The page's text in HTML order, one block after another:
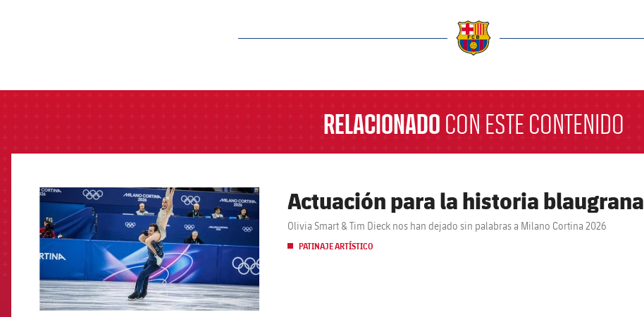
RELACIONADO CON ESTE CONTENIDO
FCB Barcelona badge Actuación para la historia blaugrana
Olivia Smart & Tim Dieck nos han dejado sin palabras a Milano Cortina 2026
PATINAJE ARTÍSTICO